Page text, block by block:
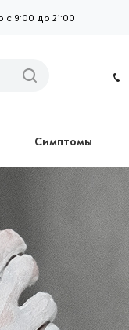
с 9:00 до 21:00
Симптомы